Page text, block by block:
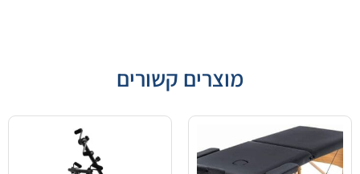
מוצרים קשורים